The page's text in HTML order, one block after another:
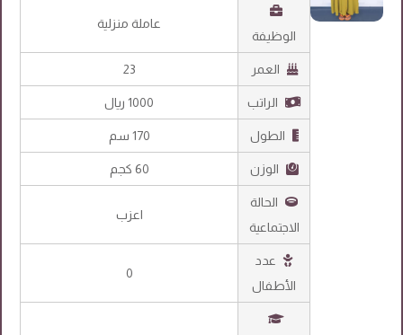
الوظيفة
عاملة منزلية
العمر 23
الراتب 1000 ريال
الطول 170 سم
الوزن 60 كجم
الحالة
الاجتماعية
اعزب
عدد
الأطفال
0